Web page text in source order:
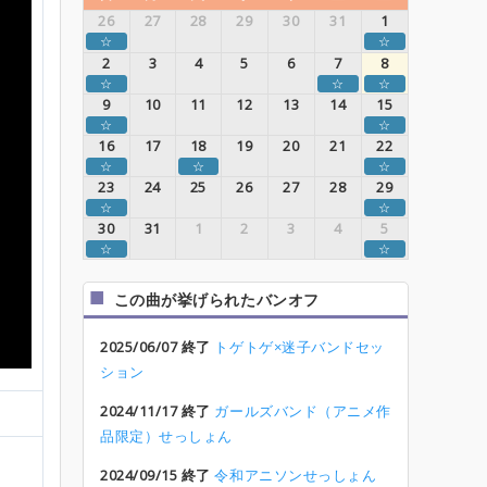
26
27 28 29 30 31 1
☆ ☆
2 3 4 5 6 7 8
☆ ☆ ☆
9 10 11 12 13 14 15
☆ ☆
16 17 18 19 20 21 22
☆ ☆ ☆
23 24 25 26 27 28 29
☆ ☆
30 31 1 2 3 4 5
☆ ☆
この曲が挙げられたバンオフ
2025/06/07 終了 トゲトゲ×迷子バンドセッ
ション
2024/11/17 終了 ガールズバンド（アニメ作
品限定）せっしょん
2024/09/15 終了 令和アニソンせっしょん